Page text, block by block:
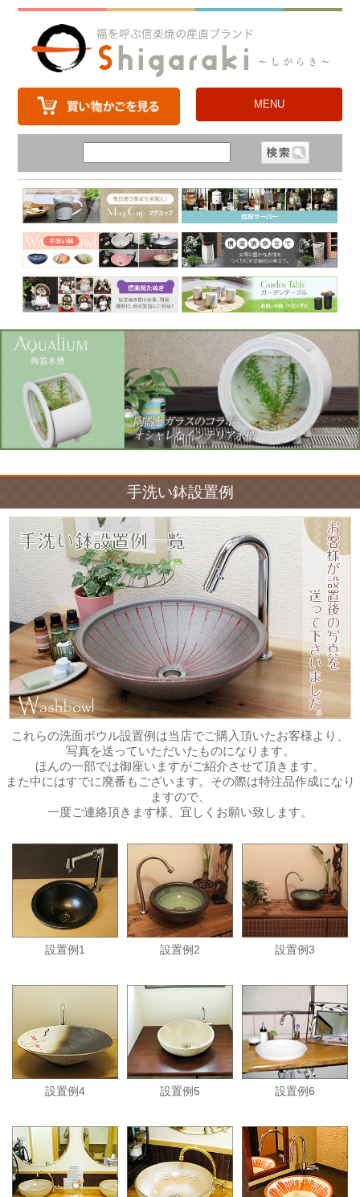
MENU
手洗い鉢設置例
これらの洗面ボウル設置例は当店でご購入頂いたお客様より、
写真を送っていただいたものになります。
ほんの一部では御座いますがご紹介させて頂きます。
また中にはすでに廃番もございます。その際は特注品作成になり
ますので、
一度ご連絡頂きます様、宜しくお願い致します。
設置例1 設置例2 設置例3
設置例4 設置例5 設置例6